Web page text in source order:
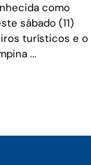
como
sábado (11)
turísticos e o
...